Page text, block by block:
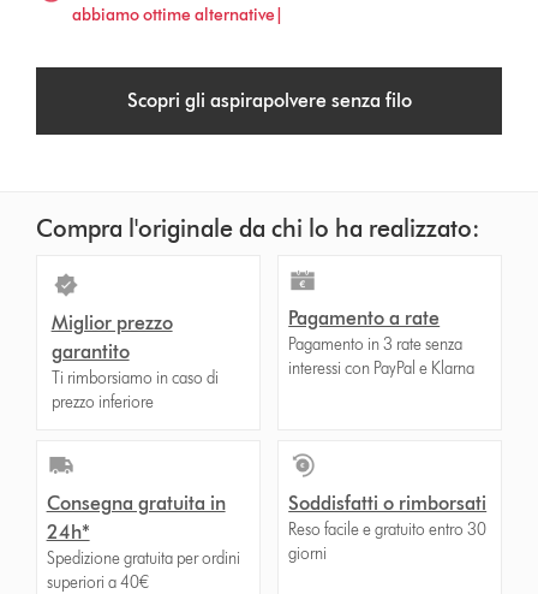
abbiamo ottime alternative|
Scopri gli aspirapolvere senza filo
Compra l'originale da chi lo ha realizzato:
Miglior prezzo
garantito
Ti rimborsiamo in caso di
prezzo inferiore
Pagamento a rate
Pagamento in 3 rate senza
interessi con PayPal e Klarna
Consegna gratuita in
24h*
Spedizione gratuita per ordini
superiori a 40€
Soddisfatti o rimborsati
Reso facile e gratuito entro 30
giorni